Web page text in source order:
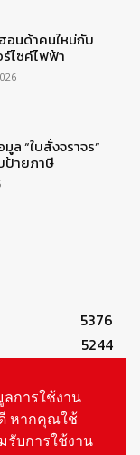
อนด้าคนใหม่กับ
ไซค์ไฟฟ้า
ล “ใบสั่งจราจร”
ป้ายภาษี
5376
5244
ลการใช้งาน
หากคุณใช้
รับการใช้งาน